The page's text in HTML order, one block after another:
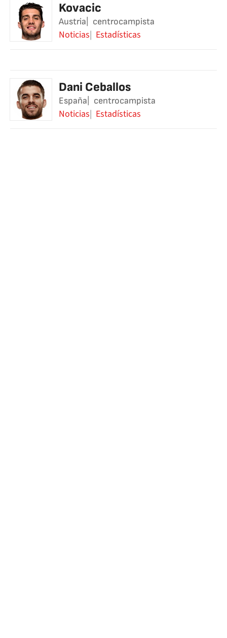
Kovacic
Austria centrocampista
Noticias Estadísticas
Dani Ceballos
España centrocampista
Noticias Estadísticas